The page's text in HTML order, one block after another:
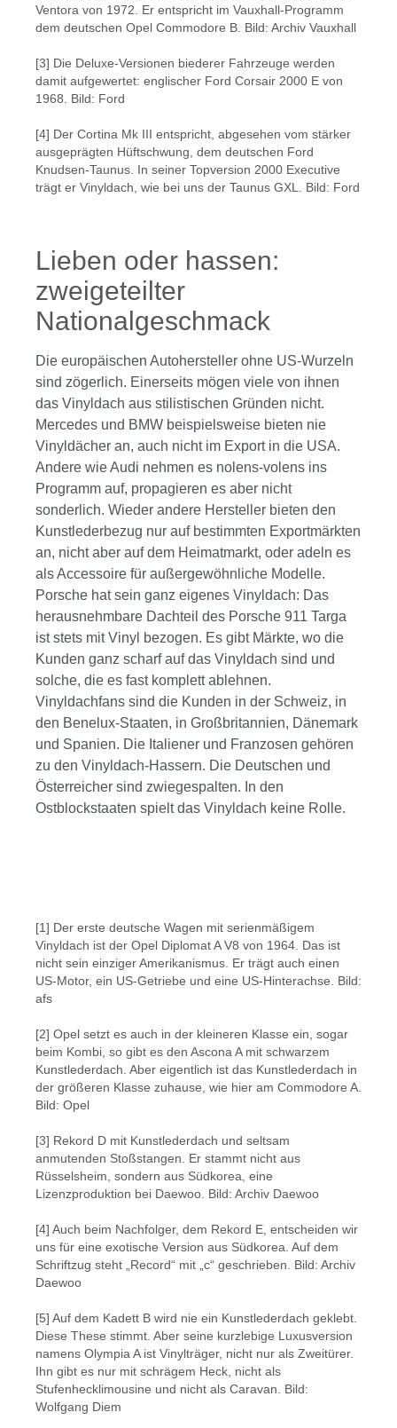
Ventora von 1972. Er entspricht im Vauxhall-Programm
dem deutschen Opel Commodore B. Bild: Archiv Vauxhall
[3] Die Deluxe-Versionen biederer Fahrzeuge werden
damit aufgewertet: englischer Ford Corsair 2000 E von
1968. Bild: Ford
[4] Der Cortina Mk III entspricht, abgesehen vom stärker
ausgeprägten Hüftschwung, dem deutschen Ford
Knudsen-Taunus. In seiner Topversion 2000 Executive
trägt er Vinyldach, wie bei uns der Taunus GXL. Bild: Ford
Lieben oder hassen:
zweigeteilter
Nationalgeschmack
Die europäischen Autohersteller ohne US-Wurzeln
sind zögerlich. Einerseits mögen viele von ihnen
das Vinyldach aus stilistischen Gründen nicht.
Mercedes und BMW beispielsweise bieten nie
Vinyldächer an, auch nicht im Export in die USA.
Andere wie Audi nehmen es nolens-volens ins
Programm auf, propagieren es aber nicht
sonderlich. Wieder andere Hersteller bieten den
Kunstlederbezug nur auf bestimmten Exportmärkten
an, nicht aber auf dem Heimatmarkt, oder adeln es
als Accessoire für außergewöhnliche Modelle.
Porsche hat sein ganz eigenes Vinyldach: Das
herausnehmbare Dachteil des Porsche 911 Targa
ist stets mit Vinyl bezogen. Es gibt Märkte, wo die
Kunden ganz scharf auf das Vinyldach sind und
solche, die es fast komplett ablehnen.
Vinyldachfans sind die Kunden in der Schweiz, in
den Benelux-Staaten, in Großbritannien, Dänemark
und Spanien. Die Italiener und Franzosen gehören
zu den Vinyldach-Hassern. Die Deutschen und
Österreicher sind zwiegespalten. In den
Ostblockstaaten spielt das Vinyldach keine Rolle.
[1] Der erste deutsche Wagen mit serienmäßigem
Vinyldach ist der Opel Diplomat A V8 von 1964. Das ist
nicht sein einziger Amerikanismus. Er trägt auch einen
US-Motor, ein US-Getriebe und eine US-Hinterachse. Bild:
afs
[2] Opel setzt es auch in der kleineren Klasse ein, sogar
beim Kombi, so gibt es den Ascona A mit schwarzem
Kunstlederdach. Aber eigentlich ist das Kunstlederdach in
der größeren Klasse zuhause, wie hier am Commodore A.
Bild: Opel
[3] Rekord D mit Kunstlederdach und seltsam
anmutenden Stoßstangen. Er stammt nicht aus
Rüsselsheim, sondern aus Südkorea, eine
Lizenzproduktion bei Daewoo. Bild: Archiv Daewoo
[4] Auch beim Nachfolger, dem Rekord E, entscheiden wir
uns für eine exotische Version aus Südkorea. Auf dem
Schriftzug steht „Record“ mit „c“ geschrieben. Bild: Archiv
Daewoo
[5] Auf dem Kadett B wird nie ein Kunstlederdach geklebt.
Diese These stimmt. Aber seine kurzlebige Luxusversion
namens Olympia A ist Vinylträger, nicht nur als Zweitürer.
Ihn gibt es nur mit schrägem Heck, nicht als
Stufenhecklimousine und nicht als Caravan. Bild:
Wolfgang Diem